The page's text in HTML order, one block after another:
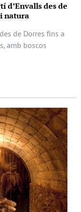
d’Envalls des de
natura
de Dorres fins a
amb boscos